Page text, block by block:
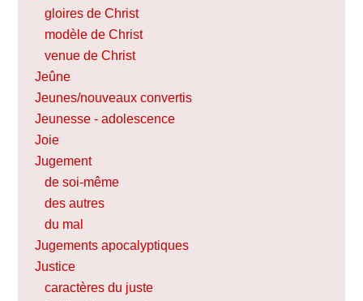
gloires de Christ
modèle de Christ
venue de Christ
Jeûne
Jeunes/nouveaux convertis
Jeunesse - adolescence
Joie
Jugement
de soi-même
des autres
du mal
Jugements apocalyptiques
Justice
caractères du juste